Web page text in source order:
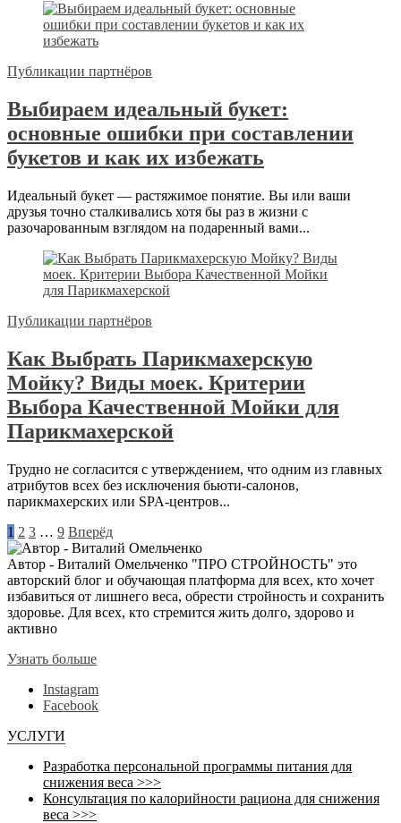
Публикации партнёров
Выбираем идеальный букет:
основные ошибки при составлении
букетов и как их избежать
Идеальный букет — растяжимое понятие. Вы или ваши
друзья точно сталкивались хотя бы раз в жизни с
разочарованным взглядом на подаренный вами...
Публикации партнёров
Как Выбрать Парикмахерскую
Мойку? Виды моек. Критерии
Выбора Качественной Мойки для
Парикмахерской
Трудно не согласится с утверждением, что одним из главных
атрибутов всех без исключения бьюти-салонов,
парикмахерских или SPA-центров...
1 2 3 … 9 Вперёд
Автор - Виталий Омельченко "ПРО СТРОЙНОСТЬ" это
авторский блог и обучающая платформа для всех, кто хочет
избавиться от лишнего веса, обрести стройность и сохранить
здоровье. Для всех, кто стремится жить долго, здорово и
активно
Узнать больше
Instagram
Facebook
УСЛУГИ
Разработка персональной программы питания для
снижения веса >>>
Консультация по калорийности рациона для снижения
веса >>>